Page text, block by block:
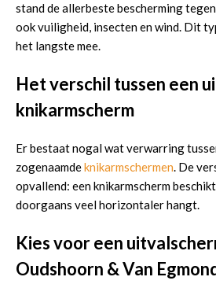
stand de allerbeste bescherming
ook vuiligheid, insecten en wind. Dit
het langste mee.
Het verschil tussen een
knikarmscherm
Er bestaat nogal wat verwarring
zogenaamdeknikarmschermen. De
opvallend: een knikarmscherm
doorgaans veel horizontaler hangt.
Kies voor een
Oudshoorn & Van